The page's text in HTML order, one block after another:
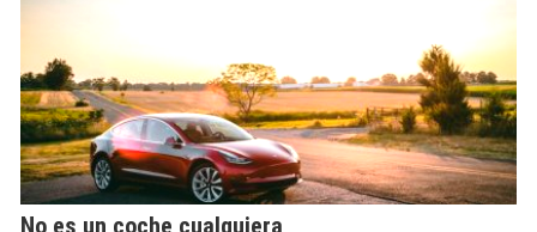
No es un coche cualquiera